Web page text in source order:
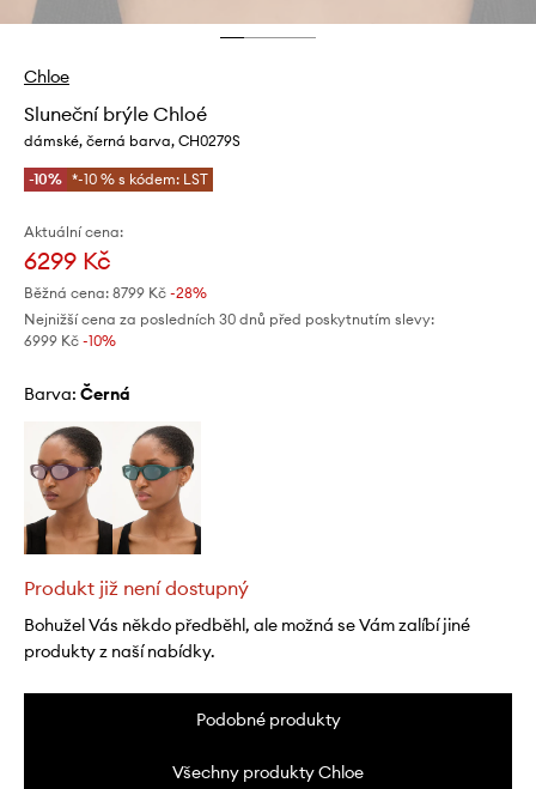
Chloe
Sluneční brýle Chloé
dámské, černá barva, CH0279S
-10% *-10 % s kódem: LST
Aktuální cena:
6299 Kč
Běžná cena: 8799 Kč -28%
Nejnižší cena za posledních 30 dnů před poskytnutím slevy:
6999 Kč -10%
Barva: černá
Produkt již není dostupný
Bohužel Vás někdo předběhl, ale možná se Vám zalíbí jiné
produkty z naší nabídky.
Podobné produkty
Všechny produkty Chloe